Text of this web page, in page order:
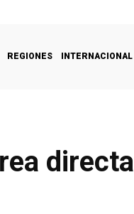
REGIONES INTERNACIONAL
directa